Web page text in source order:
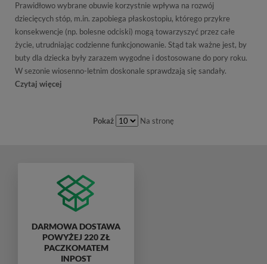
Prawidłowo wybrane obuwie korzystnie wpływa na rozwój
dziecięcych stóp, m.in. zapobiega płaskostopiu, którego przykre
konsekwencje (np. bolesne odciski) mogą towarzyszyć przez całe
życie, utrudniając codzienne funkcjonowanie. Stąd tak ważne jest, by
buty dla dziecka były zarazem wygodne i dostosowane do pory roku.
W sezonie wiosenno-letnim doskonale sprawdzają się sandały.
Czytaj więcej
Pokaż Na stronę
DARMOWA DOSTAWA
POWYŻEJ 220 ZŁ
PACZKOMATEM
INPOST